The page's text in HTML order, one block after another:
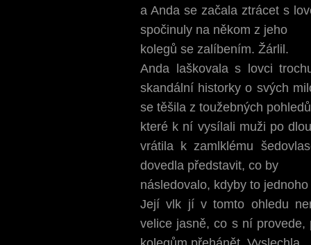
a Anda se začala ztrácet s
spočinuly na někom z jeho
kolegů se zalíbením. Žárlil.
Anda laškovala s lovci
skandální historky o svých
se těšila z toužebných
které k ní vysílali muži po
vrátila k zamlklému
dovedla představit, co by
následovalo, kdyby to
Její vlk jí v tomto ohledu
velice jasně, co s ní